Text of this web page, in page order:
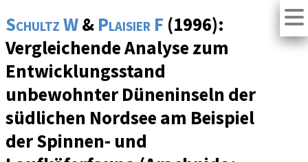
Schultz W& Plaisier F (1996):
Vergleichende Analyse zum
Entwicklungsstand
unbewohnter Düneninseln der
südlichen Nordsee am Beispiel
der Spinnen- und